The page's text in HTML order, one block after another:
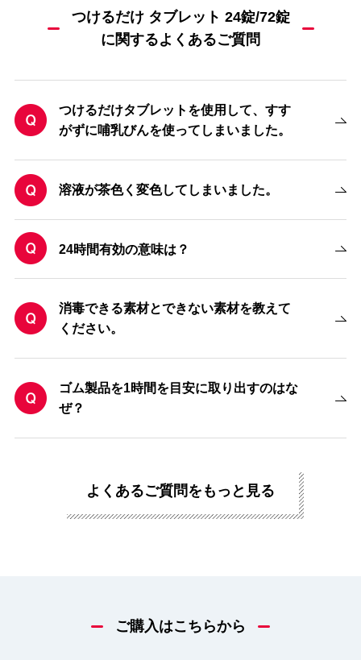
つけるだけ タブレット 24錠/72錠
に関するよくあるご質問
つけるだけタブレットを使用して、すす
がずに哺乳びんを使ってしまいました。
溶液が茶色く変色してしまいました。
24時間有効の意味は？
消毒できる素材とできない素材を教えて
ください。
ゴム製品を1時間を目安に取り出すのはな
ぜ？
よくあるご質問をもっと見る
ご購入はこちらから